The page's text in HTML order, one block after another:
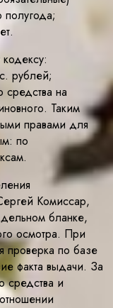
рублей;
средства на
Таким
правами для
по
Комиссар,
бланке,
осмотра. При
проверка по базе
факта выдачи. За
средства и